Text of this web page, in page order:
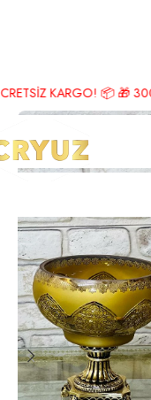
📦 🎁 3000 TL ve
Ana Sayfa Osmanlı